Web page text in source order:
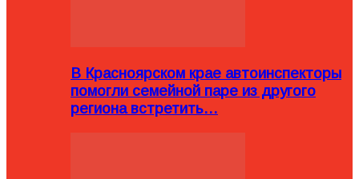
В Красноярском крае автоинспекторы
помогли семейной паре из другого
региона встретить…